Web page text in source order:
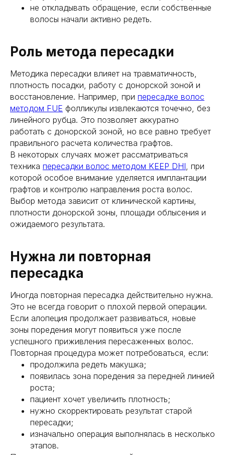
не откладывать обращение, если собственные
волосы начали активно редеть.
Роль метода пересадки
Методика пересадки влияет на травматичность,
плотность посадки, работу с донорской зоной и
восстановление. Например, при пересадке волос
методом FUE фолликулы извлекаются точечно, без
линейного рубца. Это позволяет аккуратно
работать с донорской зоной, но все равно требует
правильного расчета количества графтов.
В некоторых случаях может рассматриваться
техника пересадки волос методом KEEP DHI , при
которой особое внимание уделяется имплантации
графтов и контролю направления роста волос.
Выбор метода зависит от клинической картины,
плотности донорской зоны, площади облысения и
ожидаемого результата.
Нужна ли повторная
пересадка
Иногда повторная пересадка действительно нужна.
Это не всегда говорит о плохой первой операции.
Если алопеция продолжает развиваться, новые
зоны поредения могут появиться уже после
успешного приживления пересаженных волос.
Повторная процедура может потребоваться, если:
продолжила редеть макушка;
появилась зона поредения за передней линией
роста;
пациент хочет увеличить плотность;
нужно скорректировать результат старой
пересадки;
изначально операция выполнялась в несколько
этапов.